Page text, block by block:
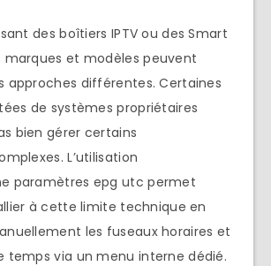
des boîtiers IPTV ou des Smart
marques et modèles peuvent
approches différentes. Certaines
de systèmes propriétaires
bien gérer certains
L’utilisation
paramètres epg utc permet
à cette limite technique en
les fuseaux horaires et
temps via un menu interne dédié.